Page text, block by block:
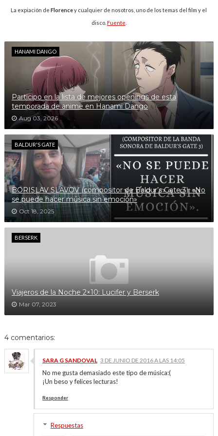
La expiación deFlorencey cualquier de nosotros, uno de los temas del film y el
disco. Fuente
HANAMI DANGO
Participo en la lista de mejores openings de esta
temporada de anime en Hanami Dango
Aug 03, 2026
BALDUR'S GATE
BORISLAV SLAVOV (compositor de Baldur’s Gate 3): «No
se puede hacer música sin emoción»
Oct 18, 2025
BERSERK
Viajeros de la Noche 2×10: Lucifer y Berserk
Mar 07, 2023
4 comentarios:
SARA G SANDOVAL 3 DE JUNIO DE 2016 A LAS 14:05
No me gusta demasiado este tipo de música:(
¡Un beso y felices lecturas!
Responder
Respuestas